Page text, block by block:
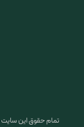
تمام حقوق این سایت